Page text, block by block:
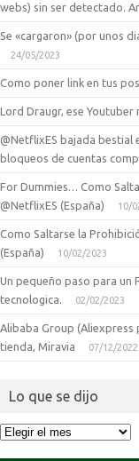
webs) sin ser detectado.
Se «cargaron» (por unos
24/05/2023
Como poner link en tus
Lord Draugr, ese
@NetflixES bajada bestial
bloqueos de cuentas
For Dummies… Como
@NetflixES (España)
10/
Como Saltarse la
(España)
10/02/2023
Un pequeño paso para un
tecnologica.
02/02/2023
Alibaba Group (Aliexpress
tienda, Miravia
07/12/2022
Lo que se dijo
Lo